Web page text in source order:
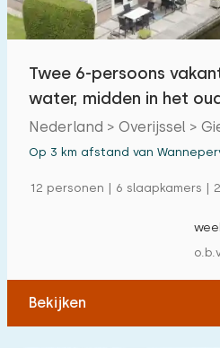
Twee 6-persoons
water, midden in het
Giethoorn
Nederland > Overijssel >
Op 3 km afstand van
12 personen | 6 slaapkamers |
Bekijken